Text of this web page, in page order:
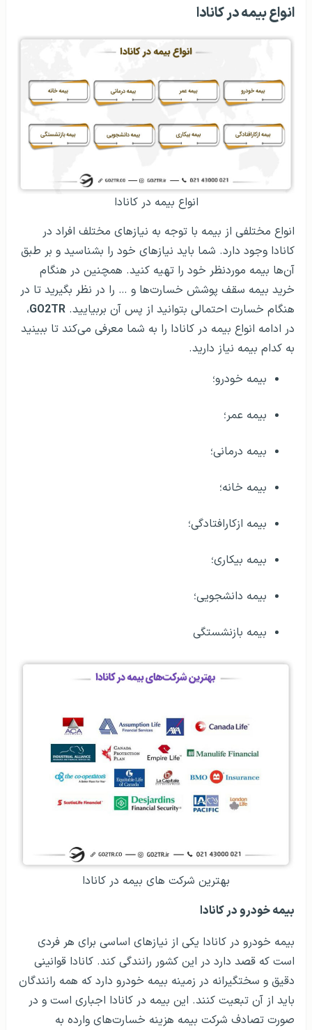
انواع بیمه در کانادا
انواع بیمه در کانادا
انواع مختلفی از بیمه با توجه به نیازهای مختلف افراد در
کانادا وجود دارد. شما باید نیازهای خود را بشناسید و بر طبق
آن‌ها بیمه موردنظر خود را تهیه کنید. همچنین در هنگام
خرید بیمه سقف پوشش خسارت‌ها و … را در نظر بگیرید تا در
هنگام خسارت احتمالی بتوانید از پس آن بربیایید. GO2TR،
در ادامه انواع بیمه در کانادا را به شما معرفی می‌کند تا ببینید
به کدام بیمه نیاز دارید.
بیمه خودرو؛
بیمه عمر؛
بیمه درمانی؛
بیمه خانه؛
بیمه ازکارافتادگی؛
بیمه بیکاری؛
بیمه دانشجویی؛
بیمه بازنشستگی
بهترین شرکت های بیمه در کانادا
بیمه خودرو در کانادا
بیمه خودرو در کانادا یکی از نیازهای اساسی برای هر فردی
است که قصد دارد در این کشور رانندگی کند. کانادا قوانینی
دقیق و سختگیرانه در زمینه بیمه خودرو دارد که همه رانندگان
باید از آن تبعیت کنند. این بیمه در کانادا اجباری است و در
صورت تصادف شرکت بیمه هزینه خسارت‌های وارده به